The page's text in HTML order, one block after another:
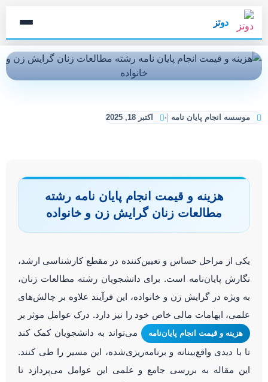
دوتز
موسسه انجام پایان نامه اکتبر 18, 2025
هزینه و قیمت انجام پایان نامه رشته
مطالعات زنان گرایش زن و خانواده
یکی از مراحل حساس و تعیین‌کننده در مقطع کارشناسی ارشد،
نگارش پایان‌نامه است. برای دانشجویان رشته مطالعات زنان،
به ویژه در گرایش زن و خانواده، این فرآیند علاوه بر چالش‌های
علمی، ابهامات مالی خاص خود را نیز دارد. درک عوامل موثر بر
هزینه و قیمت انجام پایان‌نامه
می‌تواند به دانشجویان کمک کند
تا با دیدی واقع‌بینانه و برنامه‌ریزی‌شده، این مسیر را طی کنند.
این مقاله به بررسی جامع و علمی این عوامل می‌پردازد تا